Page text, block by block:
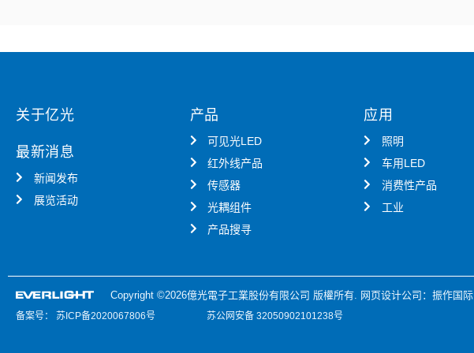
关于亿光
最新消息
新闻发布
展览活动
产品
可见光LED
红外线产品
传感器
光耦组件
产品搜寻
应用
照明
车用LED
消费性产品
工业
Copyright ©2026億光電子工業股份有限公司 版權所有. 网页设计公司 ：振作国际
备案号： 苏ICP备2020067806号 苏公网安备 32050902101238号